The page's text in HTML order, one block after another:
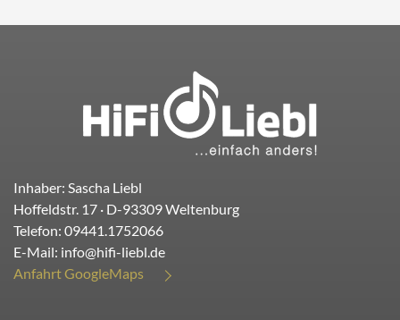
Inhaber: Sascha Liebl
Hoffeldstr. 17 · D-93309Weltenburg
Telefon: 09441.1752066
E-Mail: info@hifi-liebl.de
Anfahrt GoogleMaps